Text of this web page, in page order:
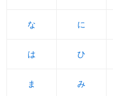
な
な に
に
は
は ひ
ひ
ま
ま み
み